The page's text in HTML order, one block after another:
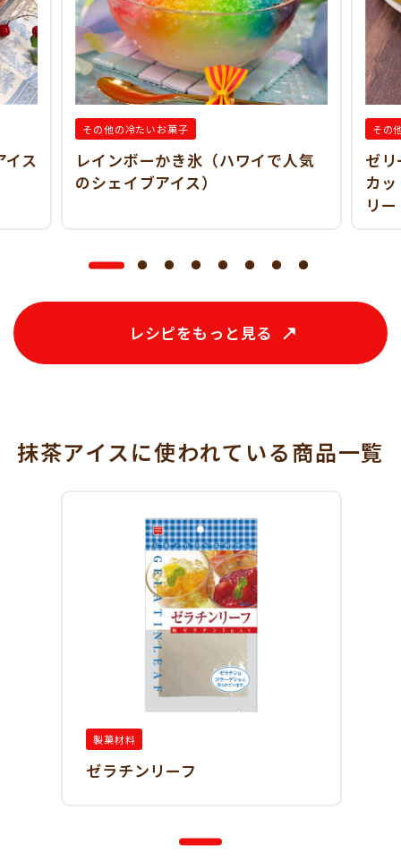
ス
その他の冷たいお菓子
レインボーかき氷（ハワイで人気
のシェイブアイス）
その
ゼ
カ
リー
レシピをもっと見る
抹茶アイスに使われている商品一覧
製菓材料
ゼラチンリーフ